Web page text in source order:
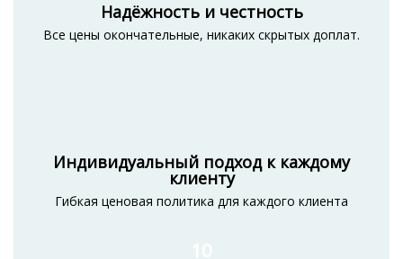
Надёжность и честность
Все цены окончательные, никаких скрытых доплат.
Индивидуальный подход к каждому
клиенту
Гибкая ценовая политика для каждого клиента